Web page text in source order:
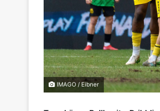
IMAGO / Eibner